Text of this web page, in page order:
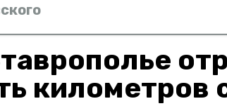
километров